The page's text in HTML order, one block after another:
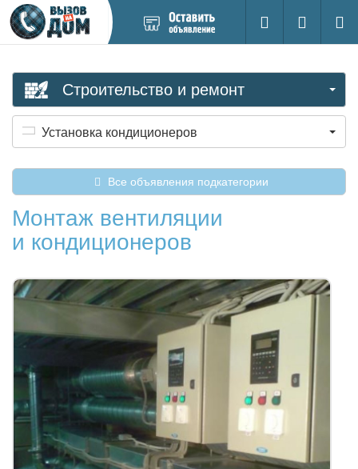
новое
Поиск
Вход на
Строительство и ремонт
Установка кондиционеров
Все объявления подкатегории
Монтаж вентиляции
и кондиционеров